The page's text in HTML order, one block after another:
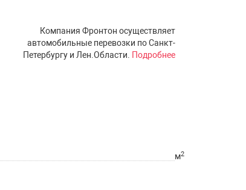
Компания Фронтон осуществляет
автомобильные перевозки по Санкт-
Петербургу и Лен.Области.
Подробнее
м2